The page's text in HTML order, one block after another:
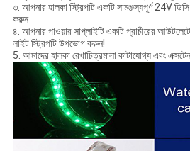
৩. আপনার হালকা স্ট্রিপটি একটি সামঞ্জস্যপূর্ণ 24V
করুন
৪. আপনার পাওয়ার সাপ্লাইটি একটি প্রাচীরের
লাইট স্ট্রিপটি উপভোগ করুন!
5. আমাদের হালকা রেখাচিত্রমালা কাটাযোগ্য এবং